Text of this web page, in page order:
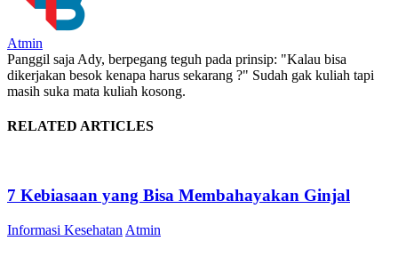
Atmin
Panggil saja Ady, berpegang teguh pada prinsip: "Kalau bisa
dikerjakan besok kenapa harus sekarang ?" Sudah gak kuliah tapi
masih suka mata kuliah kosong.
RELATED ARTICLES
7 Kebiasaan yang Bisa Membahayakan Ginjal
Informasi Kesehatan Atmin